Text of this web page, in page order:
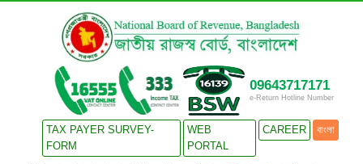
09643717171
e-Return Hotline Number
TAX PAYER SURVEY-
FORM
WEB
PORTAL
CAREER বাংলা